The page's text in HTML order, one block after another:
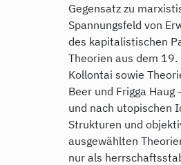
Gegensatz zu
Spannungsfeld von
des kapitalistischen
Theorien aus dem
Kollontai sowie
Beer und Frigga
und nach utopischen
Strukturen und
ausgewählten
nur als